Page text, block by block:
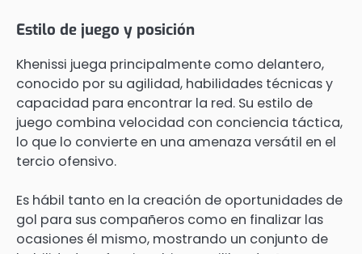
Estilo de juego y posición
Khenissi juega principalmente como delantero,
conocido por su agilidad, habilidades técnicas y
capacidad para encontrar la red. Su estilo de
juego combina velocidad con conciencia táctica,
lo que lo convierte en una amenaza versátil en el
tercio ofensivo.
Es hábil tanto en la creación de oportunidades de
gol para sus compañeros como en finalizar las
ocasiones él mismo, mostrando un conjunto de